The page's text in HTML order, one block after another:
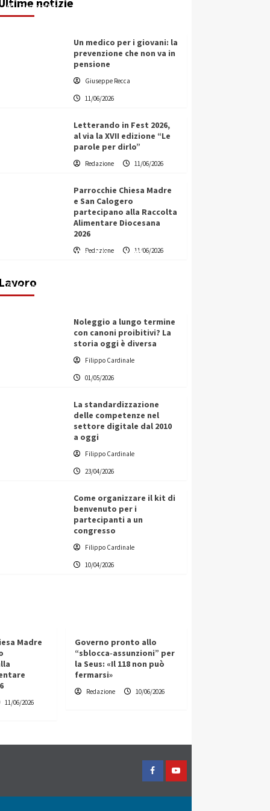
Giuseppe Recca
Un medico per i giovani: la
prevenzione che non va in
pensione
Giuseppe Recca
11/06/2026
Letterando in Fest 2026,
al via la XVII edizione “Le
parole per dirlo”
Redazione 11/06/2026
Parrocchie Chiesa Madre
e San Calogero
partecipano alla Raccolta
Alimentare Diocesana
2026
Redazione 11/06/2026
Lavoro
Vino in Italia: il giro d’affari
contribuisce all’1,1% del PIL
Filippo Cardinale
Noleggio a lungo termine
con canoni proibitivi? La
storia oggi è diversa
Filippo Cardinale
01/05/2026
La standardizzazione
delle competenze nel
settore digitale dal 2010
a oggi
Filippo Cardinale
23/04/2026
Come organizzare il kit di
benvenuto per i
partecipanti a un
congresso
Filippo Cardinale
10/04/2026
Madre
11/06/2026
Governo pronto allo
“sblocca‑assunzioni” per
la Seus: «Il 118 non può
fermarsi»
Redazione 10/06/2026
FacebookYountube